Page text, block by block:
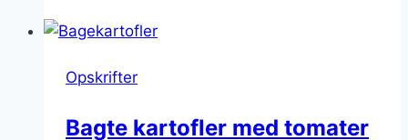
som
Opskrifter
Bagte kartofler med tomater